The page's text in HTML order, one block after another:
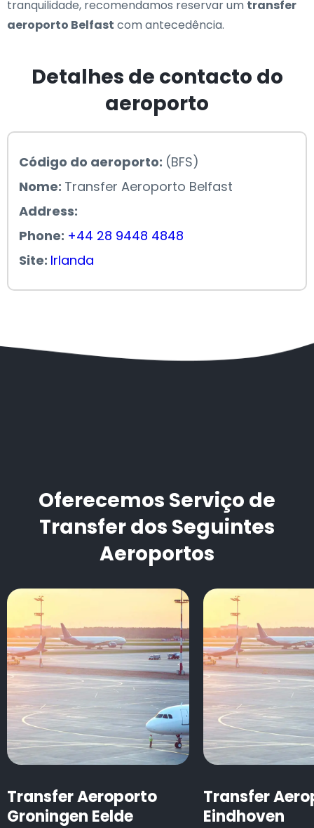
tranquilidade, recomendamos reservar um transfer
aeroporto Belfast com antecedência.
Detalhes de contacto do
aeroporto
Código do aeroporto: (BFS)
Nome: Transfer Aeroporto Belfast
Address:
Phone: +44 28 9448 4848
Site: Irlanda
Oferecemos Serviço de
Transfer dos Seguintes
Aeroportos
Transfer Aeroporto
Groningen Eelde
Transfer
Eindhoven